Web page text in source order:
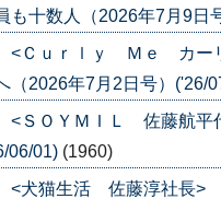
も十数人（2026年7月9日
<Ｃｕｒｌｙ Ｍｅ カー
（2026年7月2日号）('26/
<ＳＯＹＭＩＬ 佐藤航平
06/01) (1960)
<犬猫生活 佐藤淳社長>